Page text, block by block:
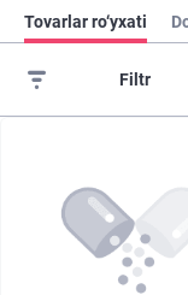
Tovarlar ro‘yxati
Filtr